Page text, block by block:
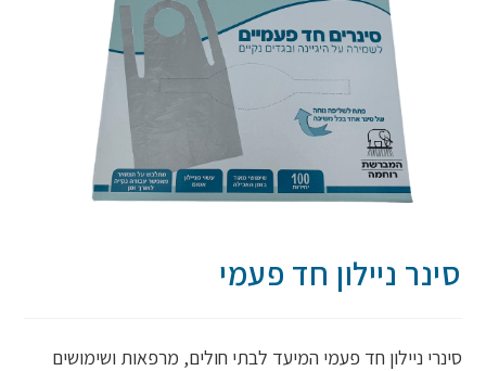
סינר ניילון חד פעמי
סינרי ניילון חד פעמי המיעד לבתי חולים, מרפאות ושימושים